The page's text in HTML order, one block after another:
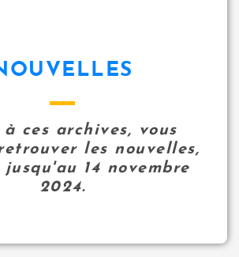
à ces archives, vous
les nouvelles,
jusqu'au 14 novembre
2024.